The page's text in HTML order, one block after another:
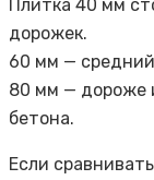
Плитка 40 мм
дорожек.
60 мм —
80 мм — дороже
бетона.
Если